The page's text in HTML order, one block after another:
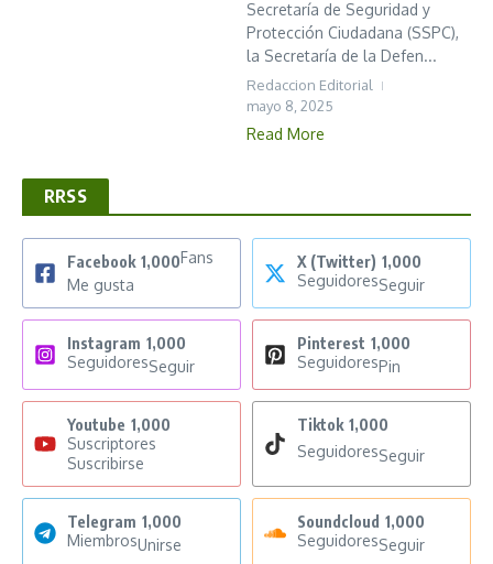
Secretaría de Seguridad y
Protección Ciudadana (SSPC),
la Secretaría de la Defen...
Redaccion Editorial
mayo 8, 2025
Read More
RRSS
Facebook 1,000Fans
Me gusta
X (Twitter) 1,000
SeguidoresSeguir
Instagram 1,000
SeguidoresSeguir
Pinterest 1,000
SeguidoresPin
Youtube 1,000
Suscriptores
Suscribirse
Tiktok 1,000
SeguidoresSeguir
Telegram 1,000
MiembrosUnirse
Soundcloud 1,000
SeguidoresSeguir